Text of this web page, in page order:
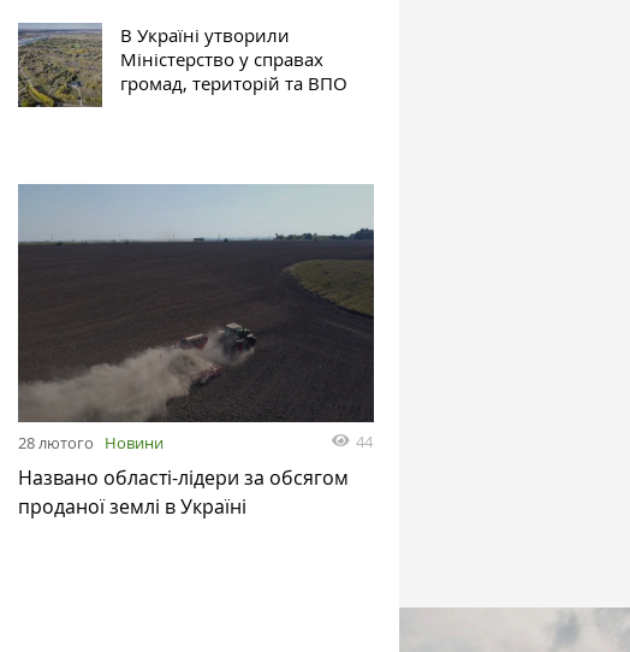
В Україні утворили
Міністерство у справах
громад, територій та ВПО
28 лютого Новини 44
Названо області-лідери за обсягом
проданої землі в Україні